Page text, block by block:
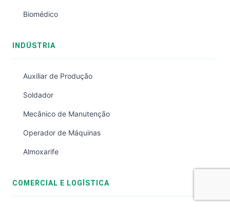
Biomédico
INDÚSTRIA
Auxiliar de Produção
Soldador
Mecânico de Manutenção
Operador de Máquinas
Almoxarife
COMERCIAL E LOGÍSTICA